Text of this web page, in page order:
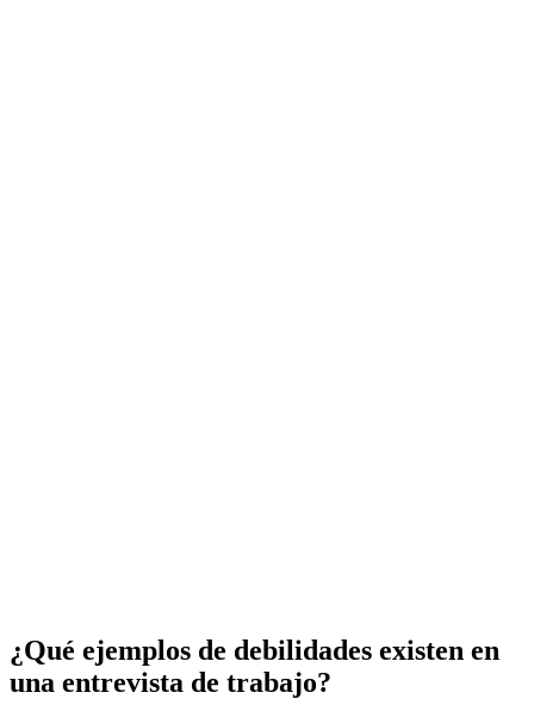
¿Qué ejemplos de debilidades existen en
una entrevista de trabajo?